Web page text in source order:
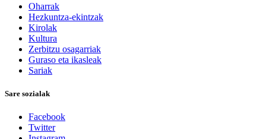
Oharrak
Hezkuntza-ekintzak
Kirolak
Kultura
Zerbitzu osagarriak
Guraso eta ikasleak
Sariak
Sare sozialak
Facebook
Twitter